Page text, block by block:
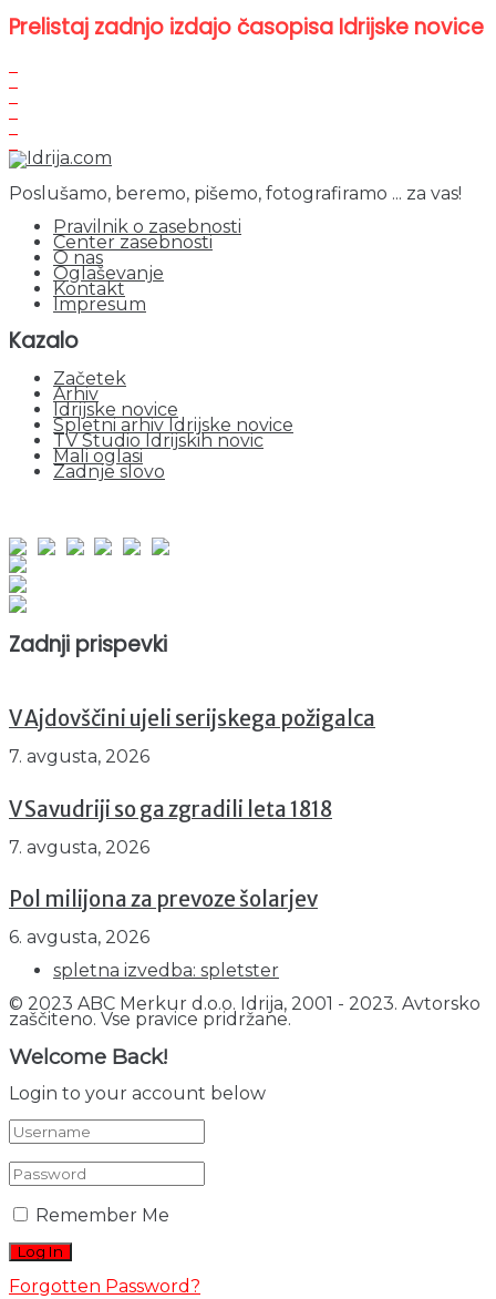
Prelistaj zadnjo izdajo časopisa Idrijske novice
Poslušamo, beremo, pišemo, fotografiramo ... za vas!
Pravilnik o zasebnosti
Center zasebnosti
O nas
Oglaševanje
Kontakt
Impresum
Kazalo
Začetek
Arhiv
Idrijske novice
Spletni arhiv Idrijske novice
TV Studio Idrijskih novic
Mali oglasi
Zadnje slovo
Zadnji prispevki
V Ajdovščini ujeli serijskega požigalca
7. avgusta, 2026
V Savudriji so ga zgradili leta 1818
7. avgusta, 2026
Pol milijona za prevoze šolarjev
6. avgusta, 2026
spletna izvedba: spletster
© 2023 ABC Merkur d.o.o. Idrija, 2001 - 2023. Avtorsko
zaščiteno. Vse pravice pridržane.
Welcome Back!
Login to your account below
Remember Me
Forgotten Password?